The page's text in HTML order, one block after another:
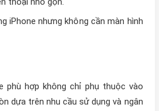
iPhone nhưng không cần màn hình
phù hợp không chỉ phụ thuộc vào
dựa trên nhu cầu sử dụng và ngân